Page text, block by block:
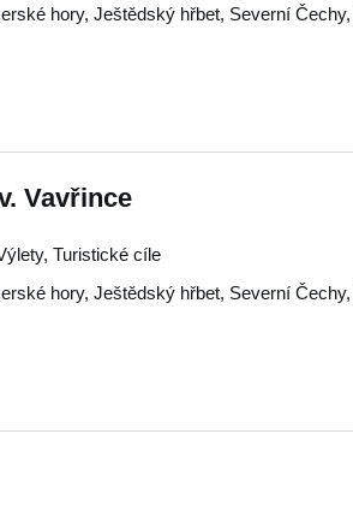
hory,Ještědský hřbet, Severní Čechy,
Vavřince
Turistické cíle
hory,Ještědský hřbet, Severní Čechy,